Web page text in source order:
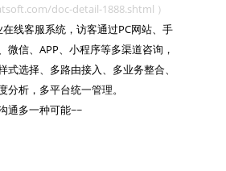
doc-detail-1888.shtml ）
在线客服系统，访客通过PC网站、手
微信、APP、小程序等多渠道咨询，
式选择、多路由接入、多业务整合、
分析，多平台统一管理。
通多一种可能~~